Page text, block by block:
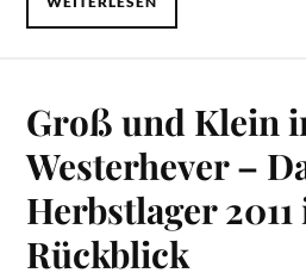
Groß und Klein
Westerhever –
Herbstlager 2011
Rückblick